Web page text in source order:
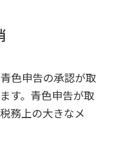
色申告の承認が取
す。青色申告が取
務上の大きなメ